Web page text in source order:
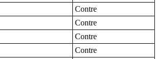
Contre
Contre
Contre
Contre